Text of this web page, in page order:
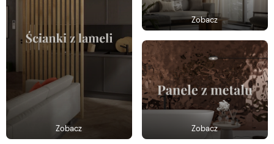
Zobacz
Zobacz
Zobacz